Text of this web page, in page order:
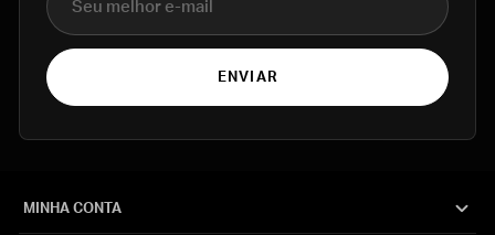
ENVIAR
MINHA CONTA